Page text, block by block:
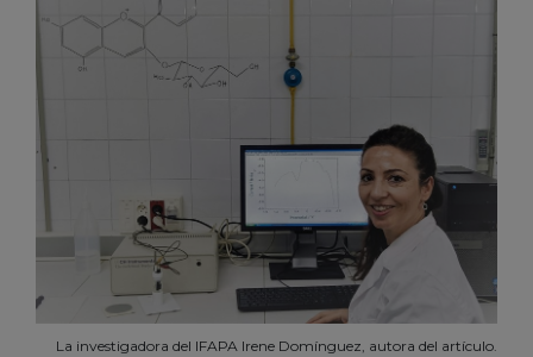
La investigadora del IFAPA Irene Domínguez, autora del artículo.